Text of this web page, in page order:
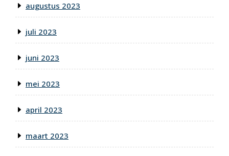
augustus 2023
juli 2023
juni 2023
mei 2023
april 2023
maart 2023